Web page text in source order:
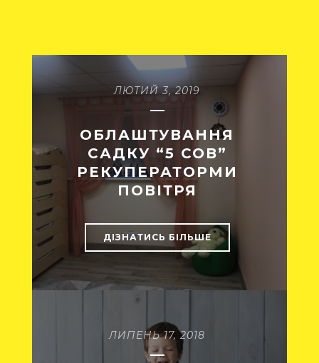
ЛЮТИЙ 3, 2019
ОБЛАШТУВАННЯ
САДКУ “5 СОВ”
РЕКУПЕРАТОРМИ
ПОВІТРЯ
ДІЗНАТИСЬ БІЛЬШЕ
ЛИПЕНЬ 17, 2018